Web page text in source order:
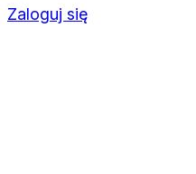
Zaloguj się